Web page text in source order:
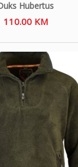
Hubertus
110.00 KM